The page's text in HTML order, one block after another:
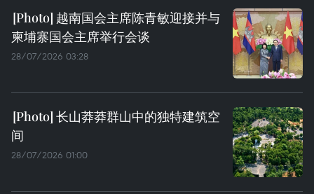
越南国会主席陈青敏迎接并与
柬埔寨国会主席举行会谈
28/07/2026 03:28
长山莽莽群山中的独特建筑空
间
28/07/2026 01:00